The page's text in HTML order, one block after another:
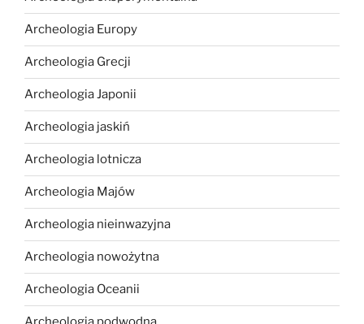
Archeologia Europy
Archeologia Grecji
Archeologia Japonii
Archeologia jaskiń
Archeologia lotnicza
Archeologia Majów
Archeologia nieinwazyjna
Archeologia nowożytna
Archeologia Oceanii